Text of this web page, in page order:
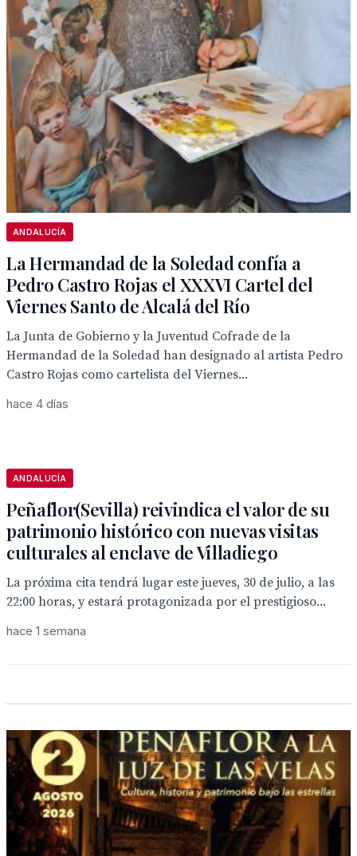
ANDALUCÍA
La Hermandad de la Soledad confía a
Pedro Castro Rojas el XXXVI Cartel del
Viernes Santo de Alcalá del Río
La Junta de Gobierno y la Juventud Cofrade de la
Hermandad de la Soledad han designado al artista Pedro
Castro Rojas como cartelista del Viernes...
hace 4 días
ANDALUCÍA
Peñaflor(Sevilla) reivindica el valor de su
patrimonio histórico con nuevas visitas
culturales al enclave de Villadiego
La próxima cita tendrá lugar este jueves, 30 de julio, a las
22:00 horas, y estará protagonizada por el prestigioso...
hace 1 semana